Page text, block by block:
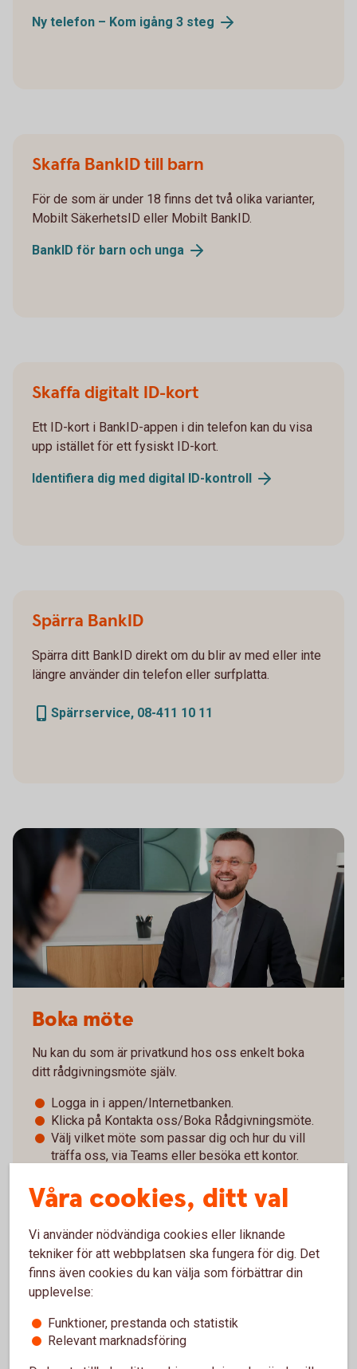
Ny telefon – Kom igång 3 steg
Skaffa BankID till barn
För de som är under 18 finns det två olika varianter,
Mobilt SäkerhetsID eller Mobilt BankID.
BankID för barn och unga
Skaffa digitalt ID-kort
Ett ID-kort i BankID-appen i din telefon kan du visa
upp istället för ett fysiskt ID-kort.
Identifiera dig med digital ID-kontroll
Spärra BankID
Spärra ditt BankID direkt om du blir av med eller inte
längre använder din telefon eller surfplatta.
Spärrservice, 08-411 10 11
Boka möte
Nu kan du som är privatkund hos oss enkelt boka
ditt rådgivningsmöte själv.
Logga in i appen/Internetbanken.
Klicka på Kontakta oss/Boka Rådgivningsmöte.
Välj vilket möte som passar dig och hur du vill
träffa oss, via Teams eller besöka ett kontor.
Välj en tid som passar!
Logga in och boka själv
Jag är inte kund än, kontakta mig gärna
Våra cookies, ditt val
Vi använder nödvändiga cookies eller liknande
tekniker för att webbplatsen ska fungera för dig. Det
finns även cookies du kan välja som förbättrar din
upplevelse:
Funktioner, prestanda och statistik
Relevant marknadsföring